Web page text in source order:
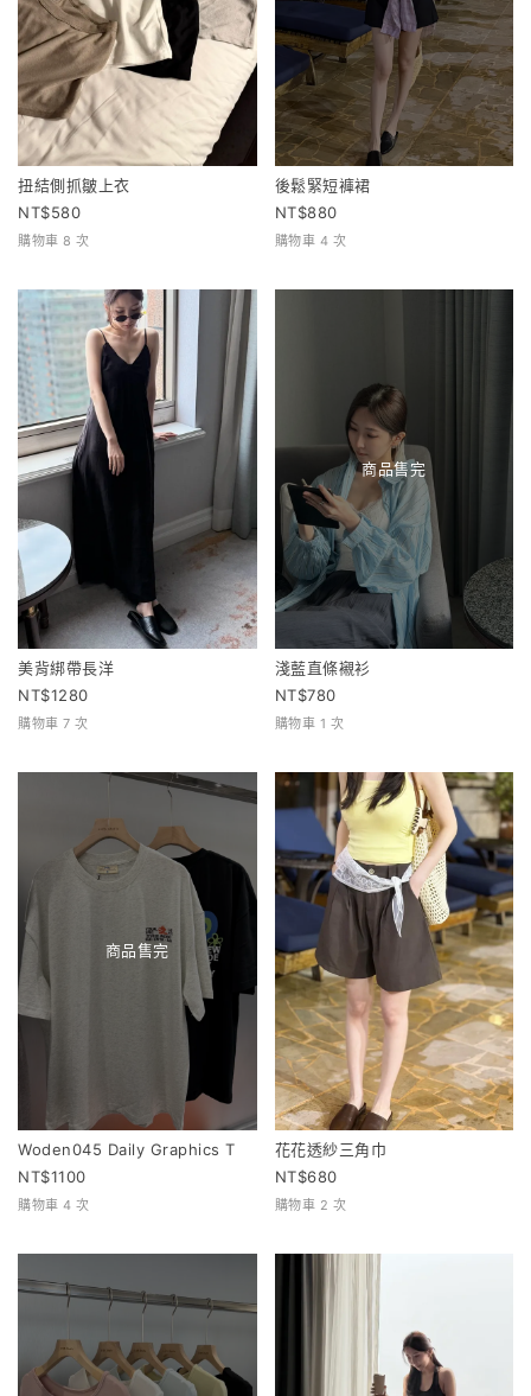
扭結側抓皺上衣
580
購物車 8 次
後鬆緊短褲裙
880
購物車 4 次
美背綁帶長洋
1280
購物車 7 次
商品售完
淺藍直條襯衫
780
購物車 1 次
商品售完
Woden045 Daily Graphics T
1100
購物車 4 次
花花透紗三角巾
680
購物車 2 次